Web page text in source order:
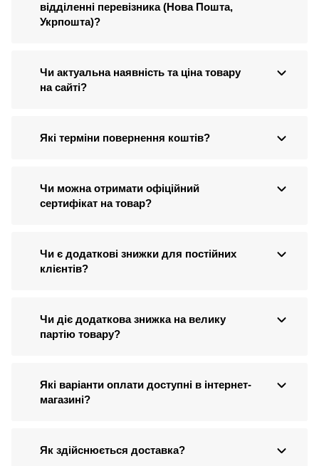
відділенні перевізника (Нова Пошта,
Укрпошта)?
Чи актуальна наявність та ціна товару
на сайті?
Які терміни повернення коштів?
Чи можна отримати офіційний
сертифікат на товар?
Чи є додаткові знижки для постійних
клієнтів?
Чи діє додаткова знижка на велику
партію товару?
Які варіанти оплати доступні в інтернет-
магазині?
Як здійснюється доставка?